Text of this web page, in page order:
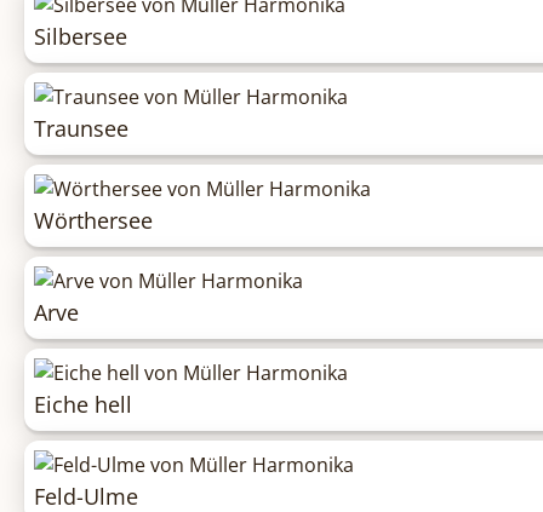
Silbersee
Traunsee
Wörthersee
Arve
Eiche hell
Feld-Ulme